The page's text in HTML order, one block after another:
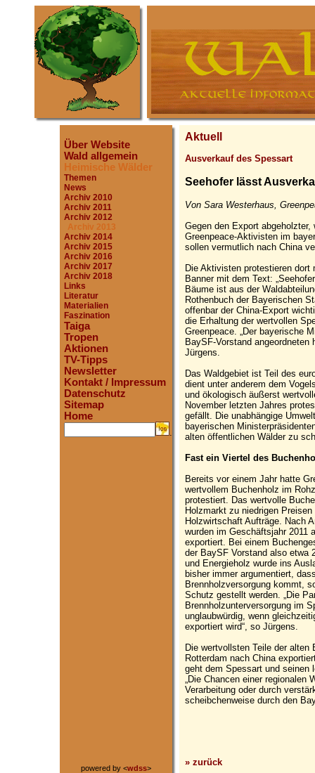
Über Website
Wald allgemein
Heimische Wälder
Themen
News
Archiv 2010
Archiv 2011
Archiv 2012
Archiv 2013
Archiv 2014
Archiv 2015
Archiv 2016
Archiv 2017
Archiv 2018
Links
Literatur
Materialien
Faszination
Taiga
Tropen
Aktionen
TV-Tipps
Newsletter
Kontakt / Impressum
Datenschutz
Sitemap
Home
.
powered by <wdss>
Aktuell
Ausverkauf des Spessart
Seehofer lässt
Von Sara Westerhaus,
Gegen den Export
Greenpeace-Aktivisten im
sollen vermutlich nach China
Die Aktivisten protestieren
Banner mit dem Text:
Bäume ist aus der
Rothenbuch der Bayerischen
offenbar der China-Export
die Erhaltung der wertvollen
Greenpeace. „Der bayerische
BaySF-Vorstand angeordneten
Jürgens.
Das Waldgebiet ist Teil des
dient unter anderem dem
und ökologisch äußerst
November letzten Jahres
gefällt. Die unabhängige
bayerischen
alten öffentlichen Wälder zu
Fast ein Viertel des
Bereits vor einem Jahr hatte
wertvollem Buchenholz im
protestiert. Das wertvolle
Holzmarkt zu niedrigen
Holzwirtschaft Aufträge. Nach
wurden im Geschäftsjahr 2011
exportiert. Bei einem
der BaySF Vorstand also etwa
und Energieholz wurde ins
bisher immer argumentiert,
Brennholzversorgung kommt,
Schutz gestellt werden. „Die
Brennholzunterversorgung im
unglaubwürdig, wenn
exportiert wird“, so Jürgens.
Die wertvollsten Teile der alten
Rotterdam nach China
geht dem Spessart und seinen
„Die Chancen einer
Verarbeitung oder durch
scheibchenweise durch den
» zurück